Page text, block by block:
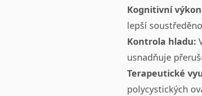
Kognitivní
lepší
Kontrola hladu:
usnadňuje
Terapeutické
polycystických